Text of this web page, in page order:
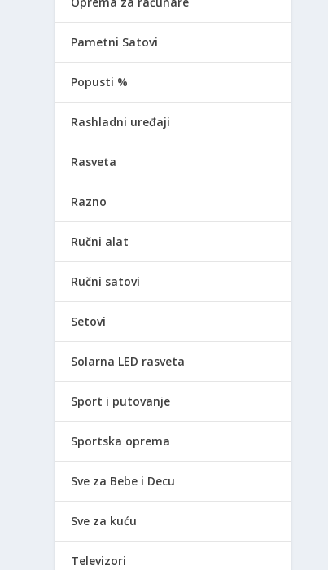
Pametni Satovi
Popusti %
Rashladni uređaji
Rasveta
Razno
Ručni alat
Ručni satovi
Setovi
Solarna LED rasveta
Sport i putovanje
Sportska oprema
Sve za Bebe i Decu
Sve za kuću
Televizori